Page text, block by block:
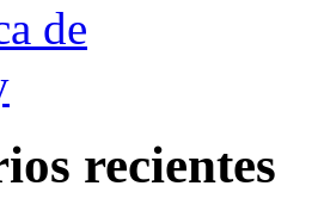
de
recientes